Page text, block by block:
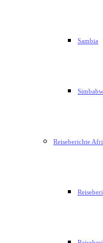
Sambia
Reiseberichte